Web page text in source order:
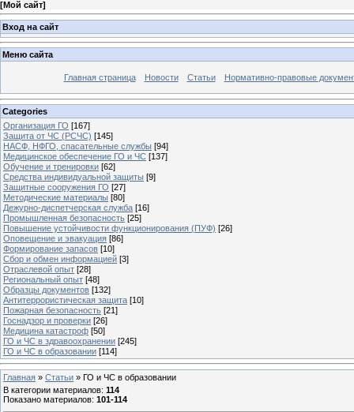
[Мой сайт]
Вход на сайт
Меню сайта
Главная страница Новости Статьи Нормативно-правовые
Categories
Организация ГО [167]
Защита от ЧС (РСЧС) [145]
НАСФ, НФГО, спасательные службы [94]
Медицинское обеспечение ГО и ЧС [137]
Обучение и тренировки [62]
Средства индивидуальной защиты [9]
Защитные сооружения ГО [27]
Методические материалы [80]
Дежурно-диспетчерская служба [16]
Промышленная безопасность [25]
Повышение устойчивости функционирования (ПУФ) [26]
Оповещение и эвакуация [86]
Формирование запасов [10]
Сбор и обмен информацией [3]
Отраслевой опыт [28]
Региональный опыт [48]
Образцы документов [132]
Антитеррористическая защита [10]
Пожарная безопасность [21]
Госнадзор и проверки [26]
Медицина катастроф [50]
ГО и ЧС в здравоохранении [245]
ГО и ЧС в образовании [114]
Главная » Статьи » ГО и ЧС в образовании
В категории материалов: 114
Показано материалов: 101-114